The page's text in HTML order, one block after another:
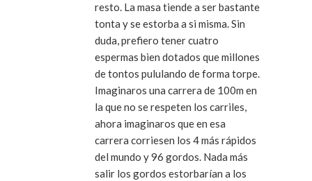
resto. La masa tiende a ser bastante
tonta y se estorba a si misma. Sin
duda, prefiero tener cuatro
espermas bien dotados que millones
de tontos pululando de forma torpe.
Imaginaros una carrera de 100m en
la que no se respeten los carriles,
ahora imaginaros que en esa
carrera corriesen los 4 más rápidos
del mundo y 96 gordos. Nada más
salir los gordos estorbarían a los